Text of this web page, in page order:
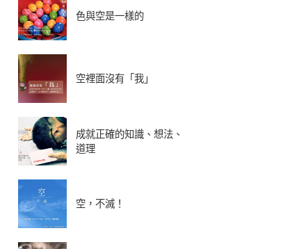
色與空是一樣的
空裡面沒有「我」
成就正確的知識、想法、
道理
空，不滅！